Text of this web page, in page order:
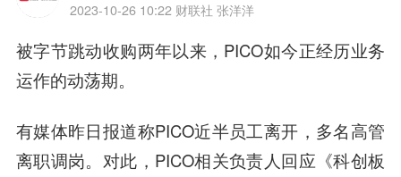
2023-10-26 10:22 财联社 张洋洋
被字节跳动收购两年以来，PICO如今正经历业务
运作的动荡期。
有媒体昨日报道称PICO近半员工离开，多名高管
离职调岗。对此，PICO相关负责人回应《科创板